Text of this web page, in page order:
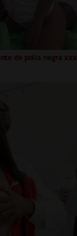
de polla negra xxx